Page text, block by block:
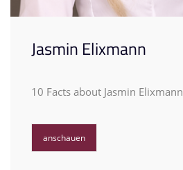
Jasmin Elixmann
10 Facts about Jasmin Elixmann
anschauen